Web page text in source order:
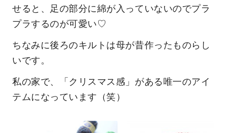
せると、足の部分に綿が入っていないのでプラ
プラするのが可愛い♡
ちなみに後ろのキルトは母が昔作ったものらし
いです。
私の家で、「クリスマス感」がある唯一のアイ
テムになっています（笑）